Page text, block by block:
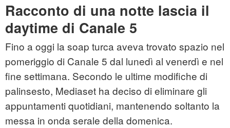
Racconto di una notte lascia il
daytime di Canale 5
Fino a oggi la soap turca aveva trovato spazio nel
pomeriggio di Canale 5 dal lunedì al venerdì e nel
fine settimana. Secondo le ultime modifiche di
palinsesto, Mediaset ha deciso di eliminare gli
appuntamenti quotidiani, mantenendo soltanto la
messa in onda serale della domenica.